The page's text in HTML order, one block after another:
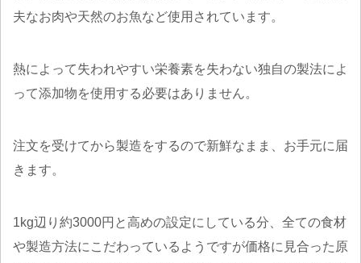
夫なお肉や天然のお魚など使用されています。
熱によって失われやすい栄養素を失わない独自の製法によ
って添加物を使用する必要はありません。
注文を受けてから製造をするので新鮮なまま、お手元に届
きます。
1kg辺り約3000円と高めの設定にしている分、全ての食材
や製造方法にこだわっているようですが価格に見合った原